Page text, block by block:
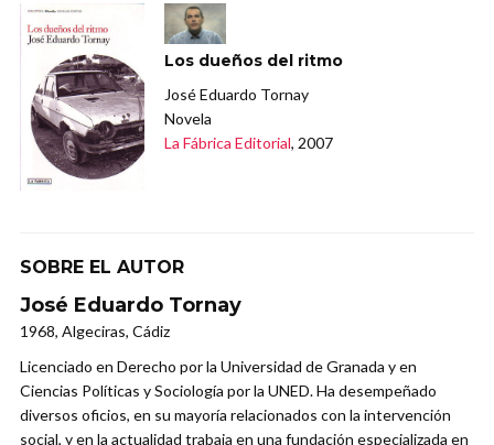
Los dueños del ritmo
José Eduardo Tornay
Novela
La Fábrica Editorial, 2007
SOBRE EL AUTOR
José Eduardo Tornay
1968, Algeciras, Cádiz
Licenciado en Derecho por la Universidad de Granada y en
Ciencias Políticas y Sociología por la UNED. Ha desempeñado
diversos oficios, en su mayoría relacionados con la intervención
social, y en la actualidad trabaja en una fundación especializada en